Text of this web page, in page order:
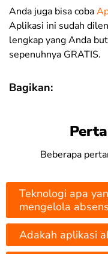
Anda juga bisa coba
Aplikasi ini sudah
lengkap yang Anda
sepenuhnya GRATIS.
Bagikan:
Beberapa
Teknologi apa
mengelola
Adakah aplikasi